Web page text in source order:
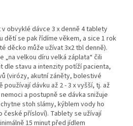
obvyklé dávce 3 x denně 4 tablety
dětí se pak řídíme věkem, a sice 1 rok
děcko může užívat 3x2 tbl denně).
„na velkou díru velká záplata“ čili
dle stavu a intenzity potíží pacienta,
(virózy, akutní záněty, bolestivé
dávku až 2 - 3 x vyšší, tj. až
a postupně se dávka snižuje
stoh slámy, kýblem vody ho
české přísloví). Tablety se užívají
15 minut před jídlem